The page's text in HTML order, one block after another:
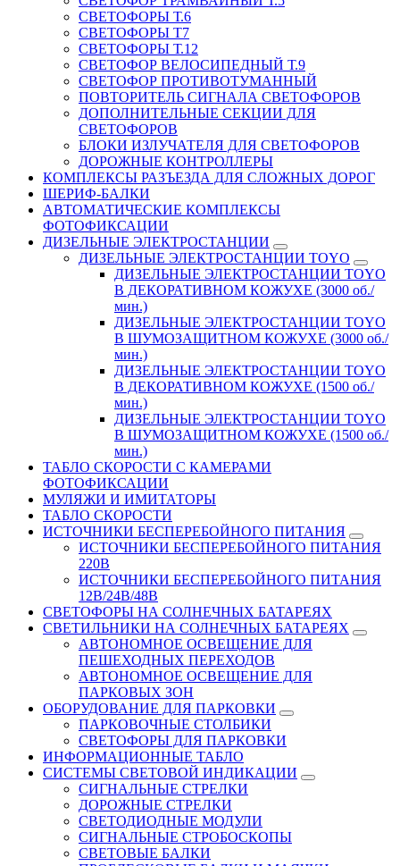
СВЕТОФОРЫ Т.6
СВЕТОФОРЫ Т7
СВЕТОФОРЫ Т.12
СВЕТОФОР ВЕЛОСИПЕДНЫЙ Т.9
СВЕТОФОР ПРОТИВОТУМАННЫЙ
ПОВТОРИТЕЛЬ СИГНАЛА СВЕТОФОРОВ
ДОПОЛНИТЕЛЬНЫЕ СЕКЦИИ ДЛЯ
СВЕТОФОРОВ
БЛОКИ ИЗЛУЧАТЕЛЯ ДЛЯ СВЕТОФОРОВ
ДОРОЖНЫЕ КОНТРОЛЛЕРЫ
КОМПЛЕКСЫ РАЗЪЕЗДА ДЛЯ СЛОЖНЫХ ДОРОГ
ШЕРИФ-БАЛКИ
АВТОМАТИЧЕСКИЕ КОМПЛЕКСЫ
ФОТОФИКСАЦИИ
ДИЗЕЛЬНЫЕ ЭЛЕКТРОСТАНЦИИ
ДИЗЕЛЬНЫЕ ЭЛЕКТРОСТАНЦИИ TOYO
ДИЗЕЛЬНЫЕ ЭЛЕКТРОСТАНЦИИ TOYO
В ДЕКОРАТИВНОМ КОЖУХЕ (3000 об./
мин.)
ДИЗЕЛЬНЫЕ ЭЛЕКТРОСТАНЦИИ TOYO
В ШУМОЗАЩИТНОМ КОЖУХЕ (3000 об./
мин.)
ДИЗЕЛЬНЫЕ ЭЛЕКТРОСТАНЦИИ TOYO
В ДЕКОРАТИВНОМ КОЖУХЕ (1500 об./
мин.)
ДИЗЕЛЬНЫЕ ЭЛЕКТРОСТАНЦИИ TOYO
В ШУМОЗАЩИТНОМ КОЖУХЕ (1500 об./
мин.)
ТАБЛО СКОРОСТИ С КАМЕРАМИ
ФОТОФИКСАЦИИ
МУЛЯЖИ И ИМИТАТОРЫ
ТАБЛО СКОРОСТИ
ИСТОЧНИКИ БЕСПЕРЕБОЙНОГО ПИТАНИЯ
ИСТОЧНИКИ БЕСПЕРЕБОЙНОГО ПИТАНИЯ
220В
ИСТОЧНИКИ БЕСПЕРЕБОЙНОГО ПИТАНИЯ
12В/24В/48В
СВЕТОФОРЫ НА СОЛНЕЧНЫХ БАТАРЕЯХ
СВЕТИЛЬНИКИ НА СОЛНЕЧНЫХ БАТАРЕЯХ
АВТОНОМНОЕ ОСВЕЩЕНИЕ ДЛЯ
ПЕШЕХОДНЫХ ПЕРЕХОДОВ
АВТОНОМНОЕ ОСВЕЩЕНИЕ ДЛЯ
ПАРКОВЫХ ЗОН
ОБОРУДОВАНИЕ ДЛЯ ПАРКОВКИ
ПАРКОВОЧНЫЕ СТОЛБИКИ
СВЕТОФОРЫ ДЛЯ ПАРКОВКИ
ИНФОРМАЦИОННЫЕ ТАБЛО
CИСТЕМЫ СВЕТОВОЙ ИНДИКАЦИИ
СИГНАЛЬНЫЕ СТРЕЛКИ
ДОРОЖНЫЕ СТРЕЛКИ
СВЕТОДИОДНЫЕ МОДУЛИ
СИГНАЛЬНЫЕ СТРОБОСКОПЫ
СВЕТОВЫЕ БАЛКИ